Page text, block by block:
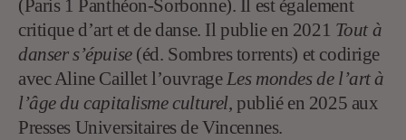
(Paris 1 Panthéon-Sorbonne). Il est également
critique d’art et de danse. Il publie en 2021 Tout à
danser s’épuise(éd. Sombres torrents) et codirige
avec Aline Caillet l’ouvrageLes mondes de l’art à
l’âge du capitalisme culturel, publié en 2025 aux
Presses Universitaires de Vincennes.